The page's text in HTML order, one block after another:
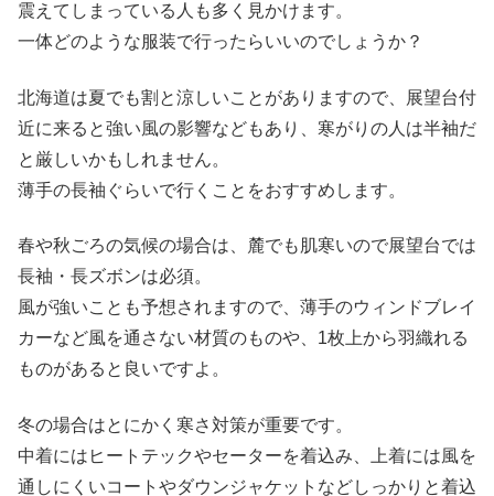
震えてしまっている人も多く見かけます。
一体どのような服装で行ったらいいのでしょうか？
北海道は夏でも割と涼しいことがありますので、展望台付
近に来ると強い風の影響などもあり、寒がりの人は半袖だ
と厳しいかもしれません。
薄手の長袖ぐらいで行くことをおすすめします。
春や秋ごろの気候の場合は、麓でも肌寒いので展望台では
長袖・長ズボンは必須。
風が強いことも予想されますので、薄手のウィンドブレイ
カーなど風を通さない材質のものや、1枚上から羽織れる
ものがあると良いですよ。
冬の場合はとにかく寒さ対策が重要です。
中着にはヒートテックやセーターを着込み、上着には風を
通しにくいコートやダウンジャケットなどしっかりと着込